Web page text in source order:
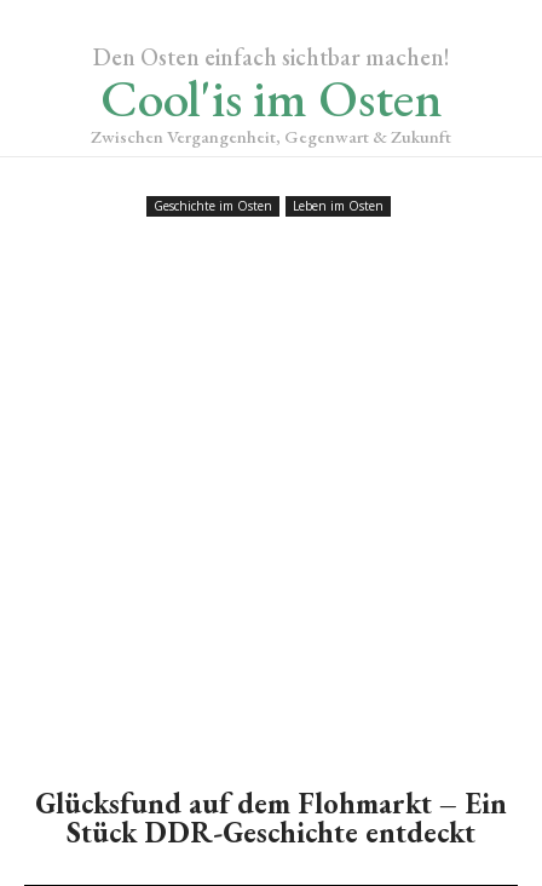
Den Osten einfach sichtbar machen!
Cool'is im Osten
Zwischen Vergangenheit, Gegenwart & Zukunft
Geschichte im Osten Leben im Osten
Glücksfund auf dem Flohmarkt – Ein
Stück DDR-Geschichte entdeckt